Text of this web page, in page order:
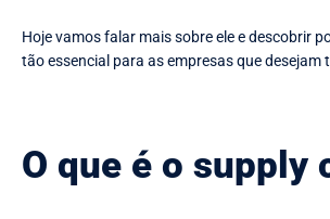
Hoje vamos falar mais sobre ele e descobrir
tão essencial para as empresas que desejam
O que é o supply